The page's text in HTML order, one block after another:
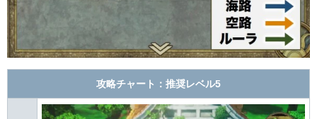
攻略チャート：推奨レベル5